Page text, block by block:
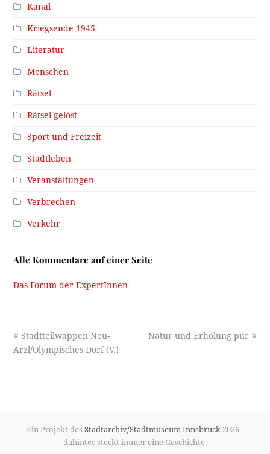
Kanal
Kriegsende 1945
Literatur
Menschen
Rätsel
Rätsel gelöst
Sport und Freizeit
Stadtleben
Veranstaltungen
Verbrechen
Verkehr
Alle Kommentare auf einer Seite
Das Forum der ExpertInnen
previous
post:
Stadtteilwappen Neu-
Arzl/Olympisches Dorf (V.)
next
Natur und Erholung pur
Ein Projekt des Stadtarchiv/Stadtmuseum Innsbruck 2026 -
dahinter steckt immer eine Geschichte.